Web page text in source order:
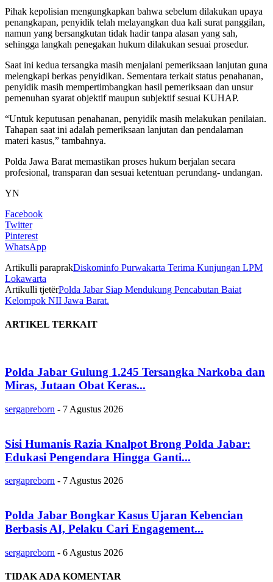
Pihak kepolisian mengungkapkan bahwa sebelum dilakukan upaya
penangkapan, penyidik telah melayangkan dua kali surat panggilan,
namun yang bersangkutan tidak hadir tanpa alasan yang sah,
sehingga langkah penegakan hukum dilakukan sesuai prosedur.
Saat ini kedua tersangka masih menjalani pemeriksaan lanjutan guna
melengkapi berkas penyidikan. Sementara terkait status penahanan,
penyidik masih mempertimbangkan hasil pemeriksaan dan unsur
pemenuhan syarat objektif maupun subjektif sesuai KUHAP.
“Untuk keputusan penahanan, penyidik masih melakukan penilaian.
Tahapan saat ini adalah pemeriksaan lanjutan dan pendalaman
materi kasus,” tambahnya.
Polda Jawa Barat memastikan proses hukum berjalan secara
profesional, transparan dan sesuai ketentuan perundang- undangan.
YN
Facebook
Twitter
Pinterest
WhatsApp
Artikulli paraprakDiskominfo Purwakarta Terima Kunjungan LPM
Lokawarta
Artikulli tjetërPolda Jabar Siap Mendukung Pencabutan Baiat
Kelompok NII Jawa Barat.
ARTIKEL TERKAIT
Polda Jabar Gulung 1.245 Tersangka Narkoba dan
Miras, Jutaan Obat Keras...
sergapreborn - 7 Agustus 2026
Sisi Humanis Razia Knalpot Brong Polda Jabar:
Edukasi Pengendara Hingga Ganti...
sergapreborn - 7 Agustus 2026
Polda Jabar Bongkar Kasus Ujaran Kebencian
Berbasis AI, Pelaku Cari Engagement...
sergapreborn - 6 Agustus 2026
TIDAK ADA KOMENTAR